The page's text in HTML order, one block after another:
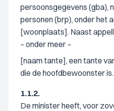
persoonsgegevens (gba),
personen (brp), onder het
[woonplaats]. Naast
– onder meer –
[naam tante], een tante
die de hoofdbewoonster is.
1.1.2.
De minister heeft, voor